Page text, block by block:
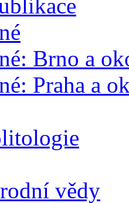
Brno a
Praha a
vědy